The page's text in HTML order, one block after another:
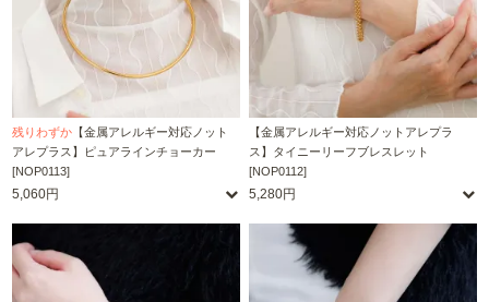
残りわずか 【金属アレルギー対応ノット
アレプラス】ピュアラインチョーカー
[NOP0113]
5,060円
【金属アレルギー対応ノットアレプラ
ス】タイニーリーフブレスレット
[NOP0112]
5,280円